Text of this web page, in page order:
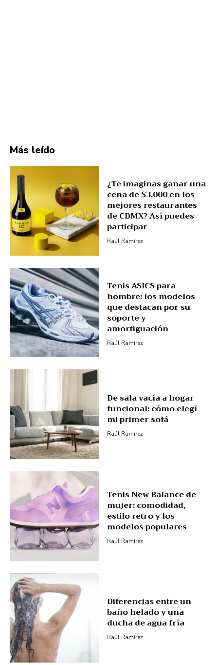
Más leído
¿Te imaginas ganar una
cena de $3,000 en los
mejores restaurantes
de CDMX? Así puedes
participar
Raúl Ramírez
Tenis ASICS para
hombre: los modelos
que destacan por su
soporte y
amortiguación
Raúl Ramírez
De sala vacía a hogar
funcional: cómo elegí
mi primer sofá
Raúl Ramírez
Tenis New Balance de
mujer: comodidad,
estilo retro y los
modelos populares
Raúl Ramírez
Diferencias entre un
baño helado y una
ducha de agua fría
Raúl Ramírez